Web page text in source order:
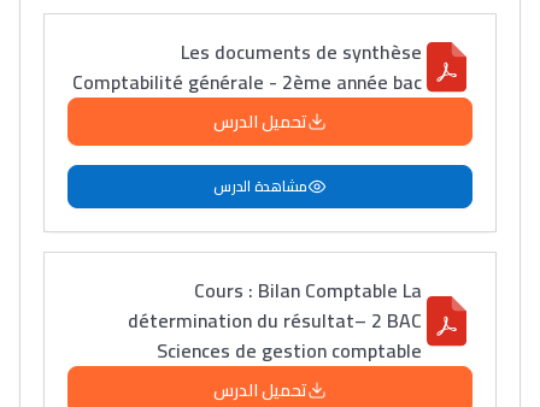
Les documents de synthèse
Comptabilité générale - 2ème année bac
تحميل الدرس
مشاهدة الدرس
Cours : Bilan Comptable La
détermination du résultat– 2 BAC
Sciences de gestion comptable
تحميل الدرس